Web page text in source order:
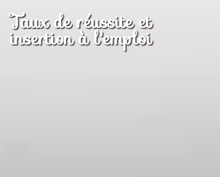
Taux de réussite et
insertion à l'emploi